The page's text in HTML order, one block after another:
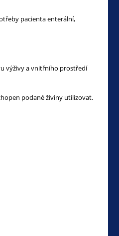
pacienta enterální,
výživy a vnitřního prostředí
podané živiny utilizovat.